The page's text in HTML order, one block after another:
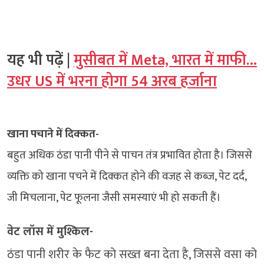
यह भी पढ़ें |मुसीबत में Meta, भारत में माफी…
उधर US में भरना होगा 54 अरब हर्जाना
खाना पचाने में दिक्‍कत-
बहुत अधिक ठंडा पानी पीने से पाचन तंत्र प्रभावित होता है। जिससे
व्यक्ति को खाना पचने में दिक्कत होने की वजह से कब्ज, पेट दर्द,
जी मिचलाना, पेट फूलना जैसी समस्याएं भी हो सकती हैं।
वेट लॉस में मुश्किल-
ठंडा पानी शरीर के फैट को सख्त बना देता है, जिससे वसा को